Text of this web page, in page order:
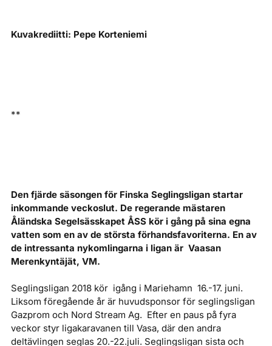
Kuvakrediitti: Pepe Korteniemi
**
Den fjärde säsongen för Finska Seglingsligan startar
inkommande veckoslut. De regerande mästaren
Åländska Segelsässkapet ÅSS kör i gång på sina egna
vatten som en av de största förhandsfavoriterna. En av
de intressanta nykomlingarna i ligan är Vaasan
Merenkyntäjät, VM.
Seglingsligan 2018 kör igång i Mariehamn 16.-17. juni.
Liksom föregående år är huvudsponsor för seglingsligan
Gazprom och Nord Stream Ag. Efter en paus på fyra
veckor styr ligakaravanen till Vasa, där den andra
deltävlingen seglas 20.-22.juli. Seglingsligan sista och